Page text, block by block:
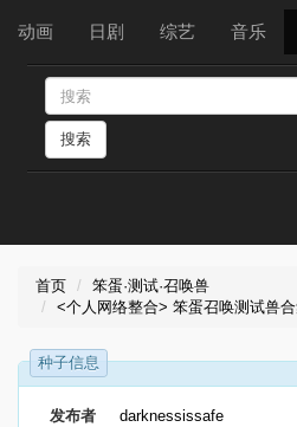
动画 日剧 综艺 音乐
搜索
首页
笨蛋·测试·召唤兽
<个人网络整合> 笨蛋召唤测试兽
种子信息
发布者
darknessissafe